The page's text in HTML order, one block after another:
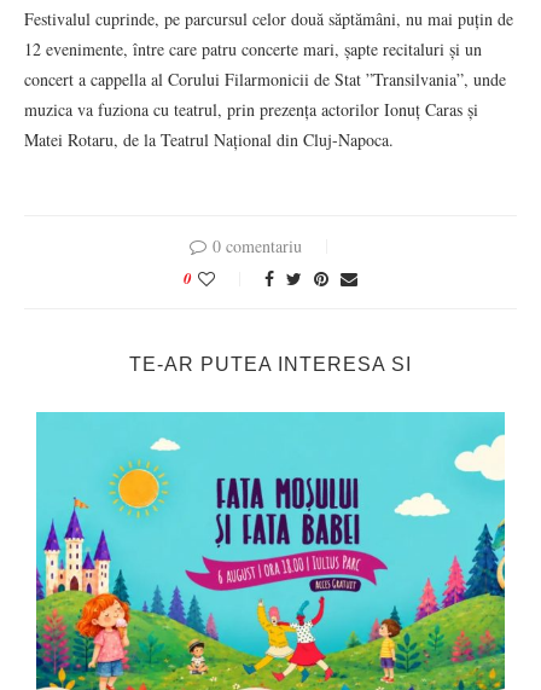
Festivalul cuprinde, pe parcursul celor două săptămâni, nu mai puțin de
12 evenimente, între care patru concerte mari, șapte recitaluri și un
concert a cappella al Corului Filarmonicii de Stat ”Transilvania”, unde
muzica va fuziona cu teatrul, prin prezența actorilor Ionuț Caras și
Matei Rotaru, de la Teatrul Național din Cluj-Napoca.
0 comentariu
0
TE-AR PUTEA INTERESA SI